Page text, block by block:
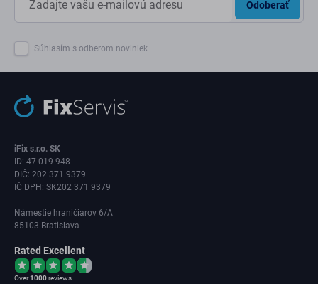
Odoberať
Súhlasím s odberom noviniek
iFix s.r.o. SK
ID: 47 019 948
DIČ: 202 371 9379
IČ DPH: SK202 371 9379
Námestie hraničiarov 6/A
85103 Bratislava
Rated Excellent
Over1000reviews